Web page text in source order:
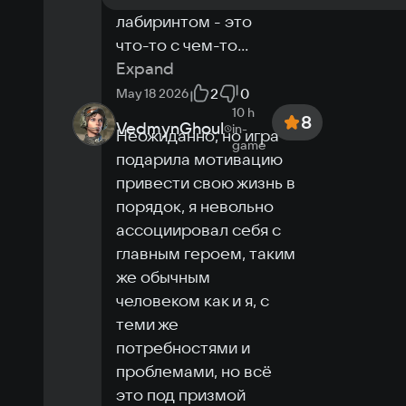
лабиринтом - это
что-то с чем-то...
Expand
May 18 2026 2 0
VedmynGhoul
10 h
in-
game
8
Неожиданно, но игра
подарила мотивацию
привести свою жизнь в
порядок, я невольно
ассоциировал себя с
главным героем, таким
же обычным
человеком как и я, с
теми же
потребностями и
проблемами, но всё
это под призмой